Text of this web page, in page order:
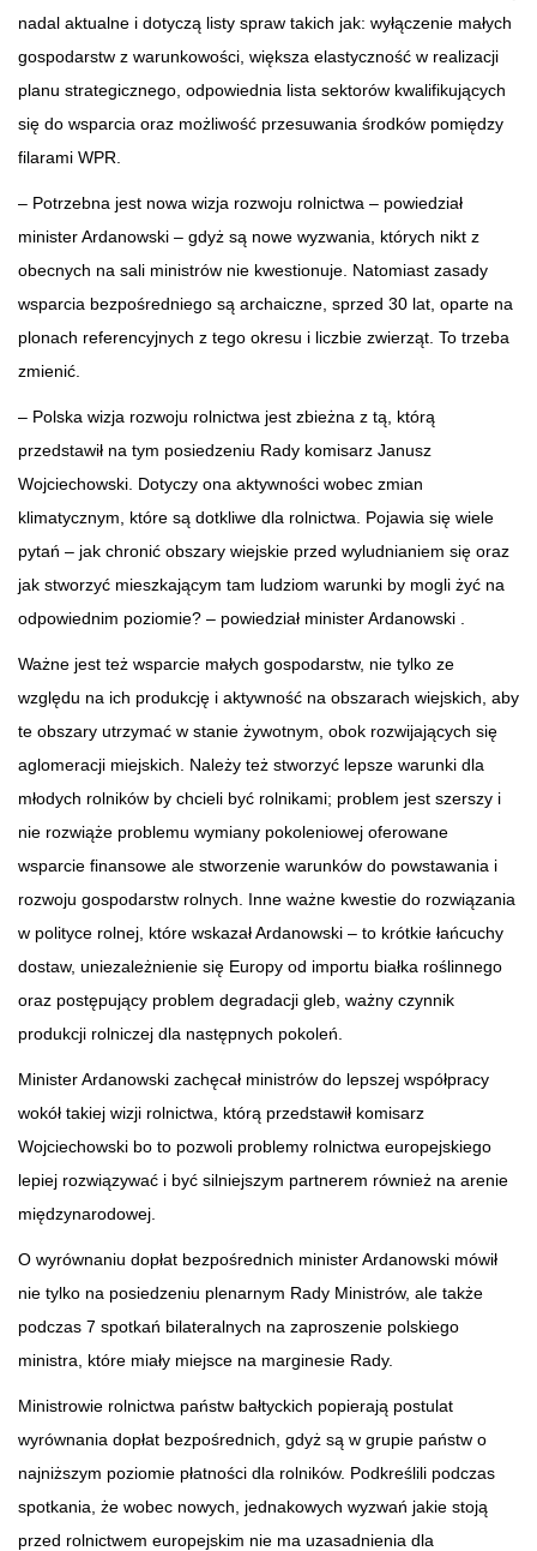
nadal aktualne i dotyczą listy spraw takich jak: wyłączenie małych
gospodarstw z warunkowości, większa elastyczność w realizacji
planu strategicznego, odpowiednia lista sektorów kwalifikujących
się do wsparcia oraz możliwość przesuwania środków pomiędzy
filarami WPR.
– Potrzebna jest nowa wizja rozwoju rolnictwa – powiedział
minister Ardanowski – gdyż są nowe wyzwania, których nikt z
obecnych na sali ministrów nie kwestionuje. Natomiast zasady
wsparcia bezpośredniego są archaiczne, sprzed 30 lat, oparte na
plonach referencyjnych z tego okresu i liczbie zwierząt. To trzeba
zmienić.
– Polska wizja rozwoju rolnictwa jest zbieżna z tą, którą
przedstawił na tym posiedzeniu Rady komisarz Janusz
Wojciechowski. Dotyczy ona aktywności wobec zmian
klimatycznym, które są dotkliwe dla rolnictwa. Pojawia się wiele
pytań – jak chronić obszary wiejskie przed wyludnianiem się oraz
jak stworzyć mieszkającym tam ludziom warunki by mogli żyć na
odpowiednim poziomie? – powiedział minister Ardanowski .
Ważne jest też wsparcie małych gospodarstw, nie tylko ze
względu na ich produkcję i aktywność na obszarach wiejskich, aby
te obszary utrzymać w stanie żywotnym, obok rozwijających się
aglomeracji miejskich. Należy też stworzyć lepsze warunki dla
młodych rolników by chcieli być rolnikami; problem jest szerszy i
nie rozwiąże problemu wymiany pokoleniowej oferowane
wsparcie finansowe ale stworzenie warunków do powstawania i
rozwoju gospodarstw rolnych. Inne ważne kwestie do rozwiązania
w polityce rolnej, które wskazał Ardanowski – to krótkie łańcuchy
dostaw, uniezależnienie się Europy od importu białka roślinnego
oraz postępujący problem degradacji gleb, ważny czynnik
produkcji rolniczej dla następnych pokoleń.
Minister Ardanowski zachęcał ministrów do lepszej współpracy
wokół takiej wizji rolnictwa, którą przedstawił komisarz
Wojciechowski bo to pozwoli problemy rolnictwa europejskiego
lepiej rozwiązywać i być silniejszym partnerem również na arenie
międzynarodowej.
O wyrównaniu dopłat bezpośrednich minister Ardanowski mówił
nie tylko na posiedzeniu plenarnym Rady Ministrów, ale także
podczas 7 spotkań bilateralnych na zaproszenie polskiego
ministra, które miały miejsce na marginesie Rady.
Ministrowie rolnictwa państw bałtyckich popierają postulat
wyrównania dopłat bezpośrednich, gdyż są w grupie państw o
najniższym poziomie płatności dla rolników. Podkreślili podczas
spotkania, że wobec nowych, jednakowych wyzwań jakie stoją
przed rolnictwem europejskim nie ma uzasadnienia dla